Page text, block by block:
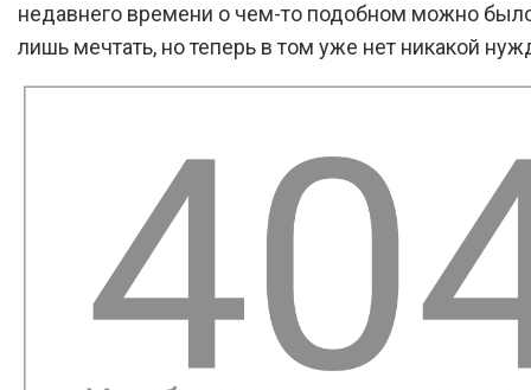
недавнего времени о чем-то подобном можно
лишь мечтать, но теперь в том уже нет никакой